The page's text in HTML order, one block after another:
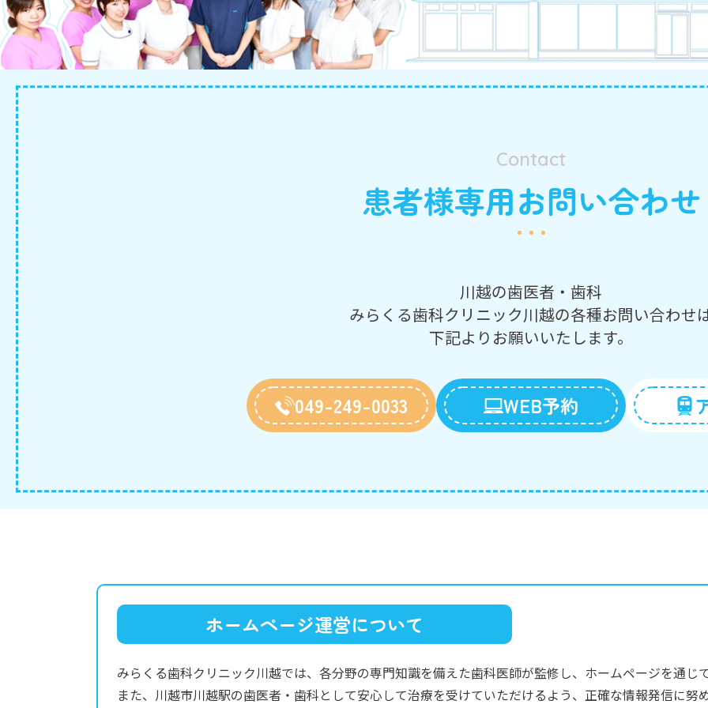
Contact
患者様専用お問い合わせ
川越の歯医者・歯科
みらくる歯科クリニック川越の各種お問い合わせ
下記よりお願いいたします。
049-249-0033 WEB予約
ホームページ運営について
みらくる歯科クリニック川越では、各分野の専門知識を備えた歯科医師が監修し、ホームページを通じ
また、川越市川越駅の歯医者・歯科として安心して治療を受けていただけるよう、正確な情報発信に努